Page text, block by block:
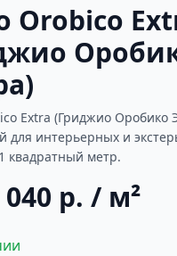
Orobico
Extra (Гриджио Оробико
для интерьерных и
квадратный метр.
040 р. / м²